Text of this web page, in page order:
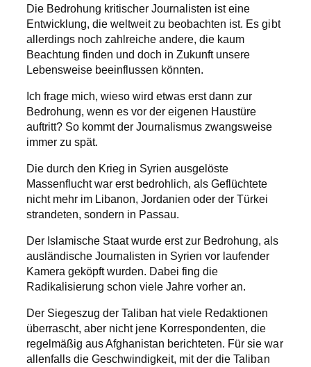
Die Bedrohung kritischer Journalisten ist eine
Entwicklung, die weltweit zu beobachten ist. Es gibt
allerdings noch zahlreiche andere, die kaum
Beachtung finden und doch in Zukunft unsere
Lebensweise beeinflussen könnten.
Ich frage mich, wieso wird etwas erst dann zur
Bedrohung, wenn es vor der eigenen Haustüre
auftritt? So kommt der Journalismus zwangsweise
immer zu spät.
Die durch den Krieg in Syrien ausgelöste
Massenflucht war erst bedrohlich, als Geflüchtete
nicht mehr im Libanon, Jordanien oder der Türkei
strandeten, sondern in Passau.
Der Islamische Staat wurde erst zur Bedrohung, als
ausländische Journalisten in Syrien vor laufender
Kamera geköpft wurden. Dabei fing die
Radikalisierung schon viele Jahre vorher an.
Der Siegeszug der Taliban hat viele Redaktionen
überrascht, aber nicht jene Korrespondenten, die
regelmäßig aus Afghanistan berichteten. Für sie war
allenfalls die Geschwindigkeit, mit der die Taliban